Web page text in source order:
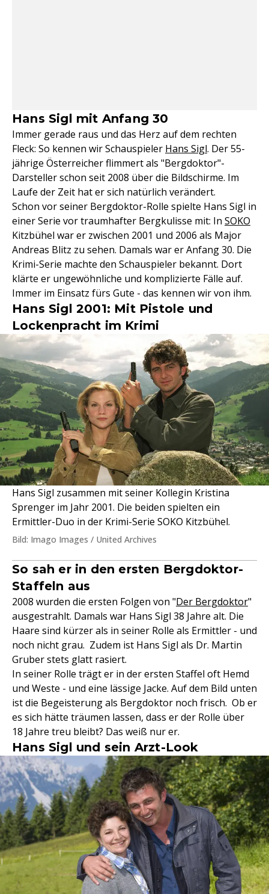
Hans Sigl mit Anfang 30
Immer gerade raus und das Herz auf dem rechten
Fleck: So kennen wir Schauspieler Hans Sigl. Der 55-
jährige Österreicher flimmert als "Bergdoktor"-
Darsteller schon seit 2008 über die Bildschirme. Im
Laufe der Zeit hat er sich natürlich verändert.
Schon vor seiner Bergdoktor-Rolle spielte Hans Sigl in
einer Serie vor traumhafter Bergkulisse mit: In SOKO
Kitzbühel war er zwischen 2001 und 2006 als Major
Andreas Blitz zu sehen. Damals war er Anfang 30. Die
Krimi-Serie machte den Schauspieler bekannt. Dort
klärte er ungewöhnliche und komplizierte Fälle auf.
Immer im Einsatz fürs Gute - das kennen wir von ihm.
Hans Sigl 2001: Mit Pistole und
Lockenpracht im Krimi
Hans Sigl zusammen mit seiner Kollegin Kristina
Sprenger im Jahr 2001. Die beiden spielten ein
Ermittler-Duo in der Krimi-Serie SOKO Kitzbühel.
Bild: Imago Images / United Archives
So sah er in den ersten Bergdoktor-
Staffeln aus
2008 wurden die ersten Folgen von "Der Bergdoktor"
ausgestrahlt. Damals war Hans Sigl 38 Jahre alt. Die
Haare sind kürzer als in seiner Rolle als Ermittler - und
noch nicht grau. Zudem ist Hans Sigl als Dr. Martin
Gruber stets glatt rasiert.
In seiner Rolle trägt er in der ersten Staffel oft Hemd
und Weste - und eine lässige Jacke. Auf dem Bild unten
ist die Begeisterung als Bergdoktor noch frisch. Ob er
es sich hätte träumen lassen, dass er der Rolle über
18 Jahre treu bleibt? Das weiß nur er.
Hans Sigl und sein Arzt-Look